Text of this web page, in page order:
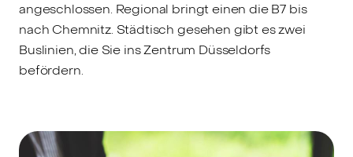
angeschlossen. Regional bringt einen die B7 bis
nach Chemnitz. Städtisch gesehen gibt es zwei
Buslinien, die Sie ins Zentrum Düsseldorfs
befördern.